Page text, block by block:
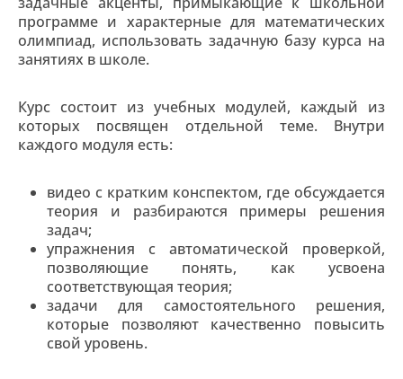
программе и характерные для математических
олимпиад, использовать задачную базу курса на
занятиях в школе.
Курс состоит из учебных модулей, каждый из
которых посвящен отдельной теме. Внутри
каждого модуля есть:
видео с кратким конспектом, где обсуждается
теория и разбираются примеры решения
задач;
упражнения с автоматической проверкой,
позволяющие понять, как усвоена
соответствующая теория;
задачи для самостоятельного решения,
которые позволяют качественно повысить
свой уровень.